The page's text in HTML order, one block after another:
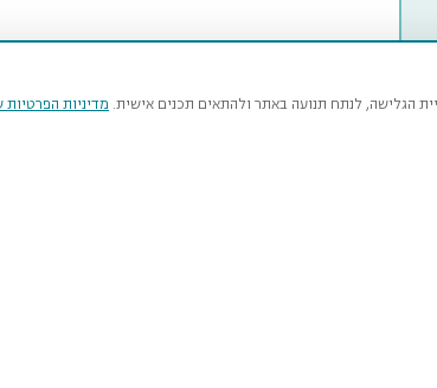
הגלישה, לנתח תנועה באתר ולהתאים תכנים אישית. מדיניות הפרטיות